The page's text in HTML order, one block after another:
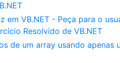
em VB.NET - Peça para o
Resolvido de VB.NET
de um array usando apenas